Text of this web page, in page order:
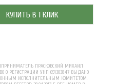
КУПИТЬ В 1 КЛИК
ПРАСКОВСКИЙ МИХАИЛ
О РЕГИСТРАЦИИ УНП 691303847 ВЫДАНО
ИСПОЛНИТЕЛЬНЫМ КОМИТЕТОМ.